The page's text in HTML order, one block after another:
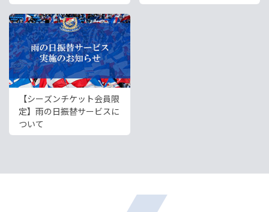
【シーズンチケット会員限
定】雨の日振替サービスに
ついて